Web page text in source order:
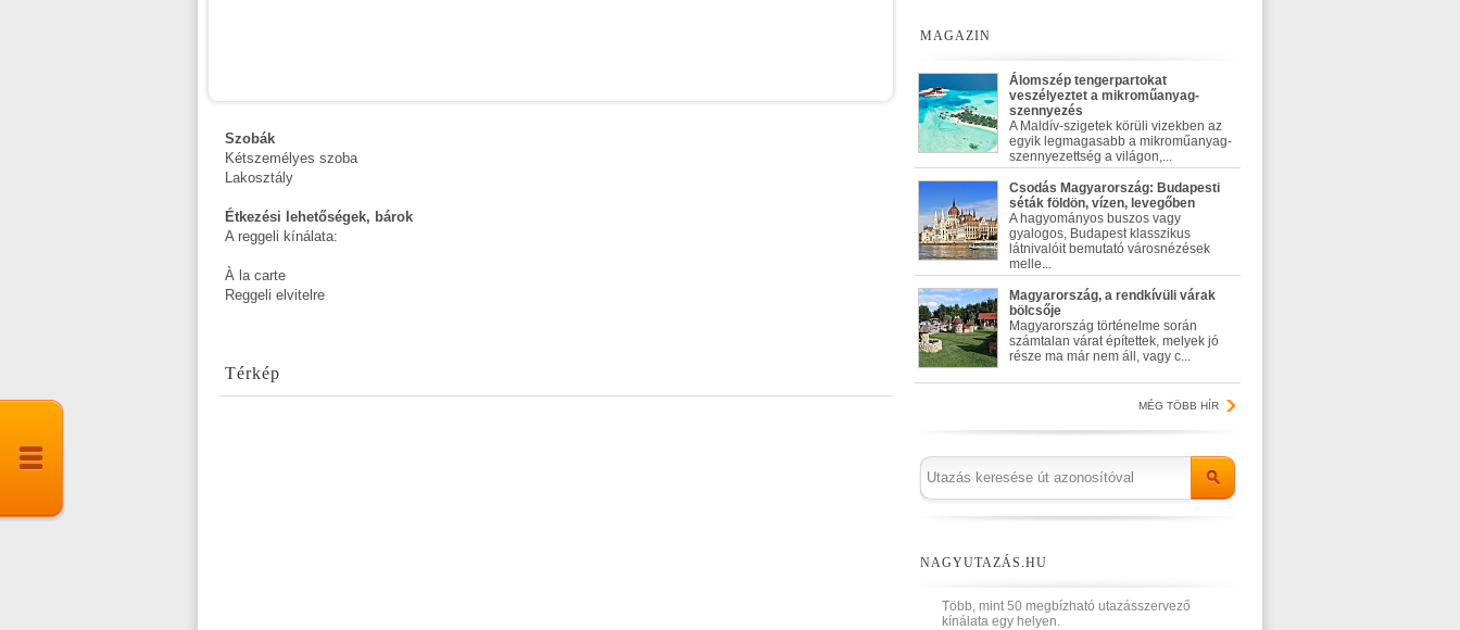
Szobák
Kétszemélyes szoba
Lakosztály
Étkezési lehetőségek, bárok
A reggeli kínálata:
À la carte
Reggeli elvitelre
Térkép
MAGAZIN
Álomszép tengerpartokat
veszélyeztet a mikroműanyag-
szennyezés
A Maldív-szigetek körüli vizekben az
egyik legmagasabb a mikroműanyag-
szennyezettség a világon,...
Csodás Magyarország: Budapesti
séták földön, vízen, levegőben
A hagyományos buszos vagy
gyalogos, Budapest klasszikus
látnivalóit bemutató városnézések
melle...
Magyarország, a rendkívüli várak
bölcsője
Magyarország történelme során
számtalan várat építettek, melyek jó
része ma már nem áll, vagy c...
MÉG TÖBB HÍR
NAGYUTAZÁS.HU
Több, mint 50 megbízható utazásszervező
kínálata egy helyen.